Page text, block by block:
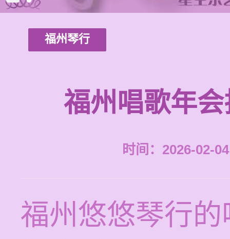
福州琴行
福州唱歌年
时间：2026-02-
福州悠悠琴行